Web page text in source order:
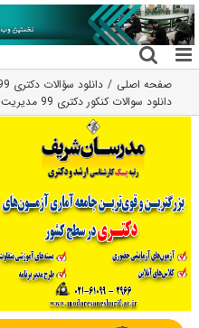
رفتن
به
محتوا
صفحه اصلی دانلود سؤالات دکتری 99
دانلود سوالات کنکور دکتری 99 مدیریت و کنترل بیابان کد 2449